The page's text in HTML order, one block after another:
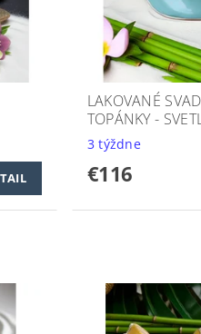
LAKOVANÉ
TOPÁNKY -
3 týždne
€116